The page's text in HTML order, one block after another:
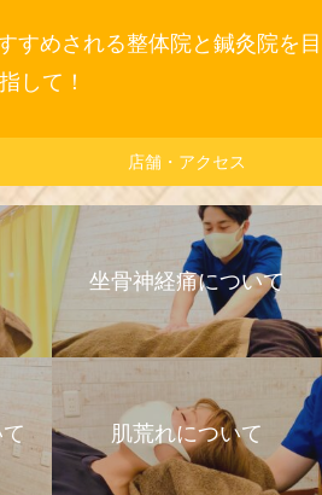
すめされる整体院と鍼灸院を目
指して！
店舗・アクセス
坐骨神経痛について
肌荒れについて